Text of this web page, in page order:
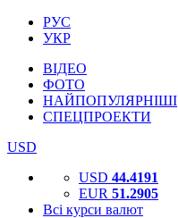
РУС
УКР
ВІДЕО
ФОТО
НАЙПОПУЛЯРНІШІ
СПЕЦПРОЕКТИ
USD
USD 44.4191
EUR 51.2905
Всі курси валют